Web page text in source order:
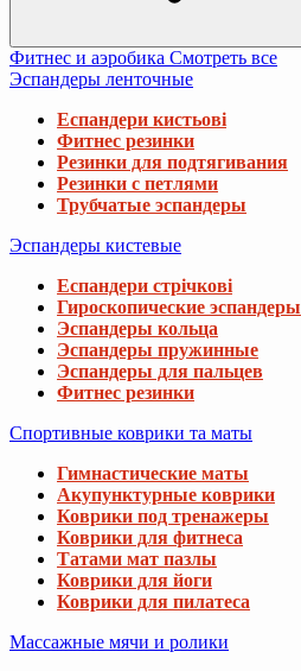
Фитнес и аэробика Смотреть все
Эспандеры ленточные
Еспандери кистьові
Фитнес резинки
Резинки для подтягивания
Резинки с петлями
Трубчатые эспандеры
Эспандеры кистевые
Еспандери стрічкові
Гироскопические эспандеры
Эспандеры кольца
Эспандеры пружинные
Эспандеры для пальцев
Фитнес резинки
Спортивные коврики та маты
Гимнастические маты
Акупунктурные коврики
Коврики под тренажеры
Коврики для фитнеса
Татами мат пазлы
Коврики для йоги
Коврики для пилатеса
Массажные мячи и ролики